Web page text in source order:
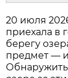
20 июля
приехала в
берегу
предмет —
Обнаружить